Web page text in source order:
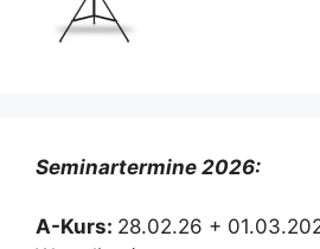
Seminartermine 2026:
A-Kurs: 28.02.26 +